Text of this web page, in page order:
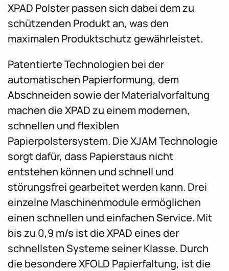
XPAD Polster passen sich dabei dem zu
schützenden Produkt an, was den
maximalen Produktschutz gewährleistet.
Patentierte Technologien bei der
automatischen Papierformung, dem
Abschneiden sowie der Materialvorfaltung
machen die XPAD zu einem modernen,
schnellen und flexiblen
Papierpolstersystem. Die XJAM Technologie
sorgt dafür, dass Papierstaus nicht
entstehen können und schnell und
störungsfrei gearbeitet werden kann. Drei
einzelne Maschinenmodule ermöglichen
einen schnellen und einfachen Service. Mit
bis zu 0,9 m/s ist die XPAD eines der
schnellsten Systeme seiner Klasse. Durch
die besondere XFOLD Papierfaltung, ist die